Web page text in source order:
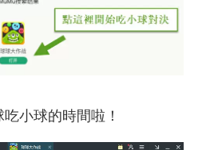
小球的時間啦！